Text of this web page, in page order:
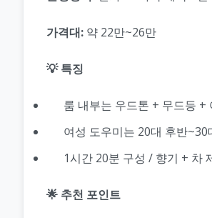
가격대: 약 22만~26만
💡 특징
룸 내부는 우드톤 + 무드등 +
여성 도우미는 20대 후반
1시간 20분 구성 / 향기 + 차
🌟 추천 포인트